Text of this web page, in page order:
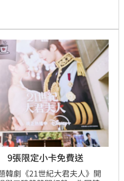
升溫的「隔牆吻」橋段，更
9張限定小卡免費送
韓劇《21世紀大君夫人》開